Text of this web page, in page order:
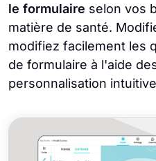
le formulaire selon vos
matière de santé.
modifiez facilement les
de formulaire à l'aide
personnalisation